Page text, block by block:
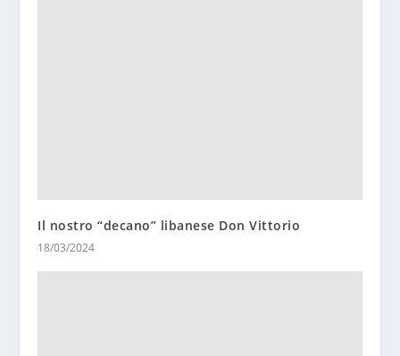
Il nostro “decano” libanese Don Vittorio
18/03/2024